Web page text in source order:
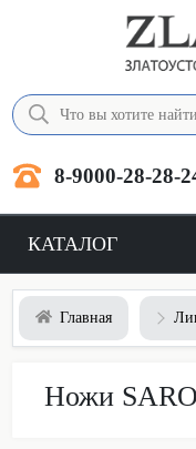
8-9000-28-28-
КАТАЛОГ
Главная
Ножи